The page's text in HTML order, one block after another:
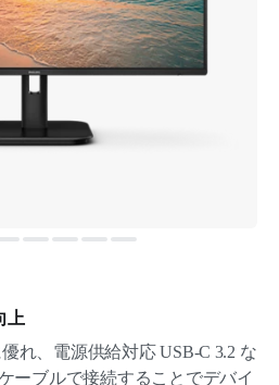
上
れ、電源供給対応 USB-C 3.2 な
ーブルで接続することでデバイ